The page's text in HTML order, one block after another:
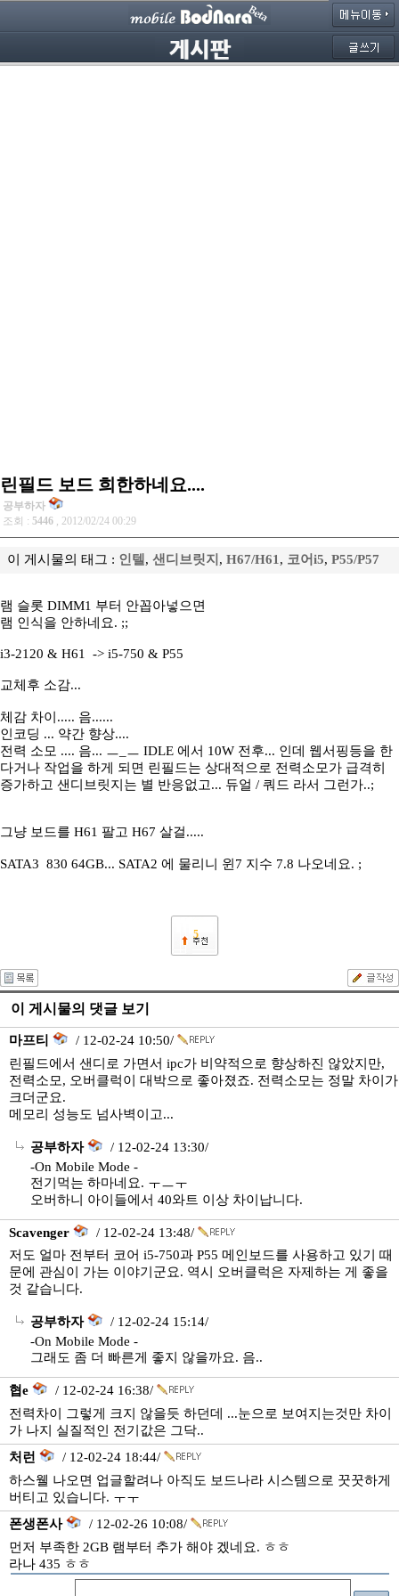
린필드 보드 희한하네요....
공부하자
조회 : 5446 , 2012/02/24 00:29
이 게시물의 태그 : 인텔 , 샌디브릿지 , H67/H61 , 코어i5, P55/P57
램 슬롯 DIMM1 부터 안꼽아넣으면
램 인식을 안하네요. ;;
i3-2120 & H61 -> i5-750 & P55
교체후 소감...
체감 차이..... 음......
인코딩 ... 약간 향상....
전력 소모 .... 음... ㅡ_ㅡ IDLE 에서 10W 전후... 인데 웹서핑등을 한
다거나 작업을 하게 되면 린필드는 상대적으로 전력소모가 급격히
증가하고 샌디브릿지는 별 반응없고... 듀얼 / 쿼드 라서 그런가..;
그냥 보드를 H61 팔고 H67 살걸.....
SATA3 830 64GB... SATA2 에 물리니 윈7 지수 7.8 나오네요. ;
5
이 게시물의 댓글 보기
마프티
/ 12-02-24 10:50/
린필드에서 샌디로 가면서 ipc가 비약적으로 향상하진 않았지만,
전력소모, 오버클럭이 대박으로 좋아졌죠. 전력소모는 정말 차이가
크더군요.
메모리 성능도 넘사벽이고...
공부하자
/ 12-02-24 13:30/
-On Mobile Mode -
전기먹는 하마네요. ㅜㅡㅜ
오버하니 아이들에서 40와트 이상 차이납니다.
Scavenger
/ 12-02-24 13:48/
저도 얼마 전부터 코어 i5-750과 P55 메인보드를 사용하고 있기 때
문에 관심이 가는 이야기군요. 역시 오버클럭은 자제하는 게 좋을
것 같습니다.
공부하자
/ 12-02-24 15:14/
-On Mobile Mode -
그래도 좀 더 빠른게 좋지 않을까요. 음..
협e
/ 12-02-24 16:38/
전력차이 그렇게 크지 않을듯 하던데 ...눈으로 보여지는것만 차이
가 나지 실질적인 전기값은 그닥..
처런
/ 12-02-24 18:44/
하스웰 나오면 업글할려나 아직도 보드나라 시스템으로 꿋꿋하게
버티고 있습니다. ㅜㅜ
폰생폰사
/ 12-02-26 10:08/
먼저 부족한 2GB 램부터 추가 해야 겠네요. ㅎㅎ
라나 435 ㅎㅎ